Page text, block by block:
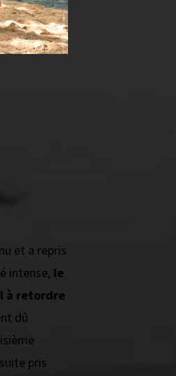
et a repris
intense, le
à retordre
dû
pris